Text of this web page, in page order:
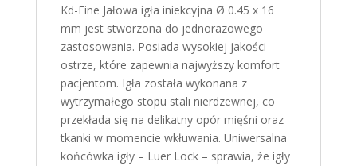
Kd-Fine Jałowa igła iniekcyjna Ø 0.45 x 16
mm jest stworzona do jednorazowego
zastosowania. Posiada wysokiej jakości
ostrze, które zapewnia najwyższy komfort
pacjentom. Igła została wykonana z
wytrzymałego stopu stali nierdzewnej, co
przekłada się na delikatny opór mięśni oraz
tkanki w momencie wkłuwania. Uniwersalna
końcówka igły – Luer Lock – sprawia, że igły